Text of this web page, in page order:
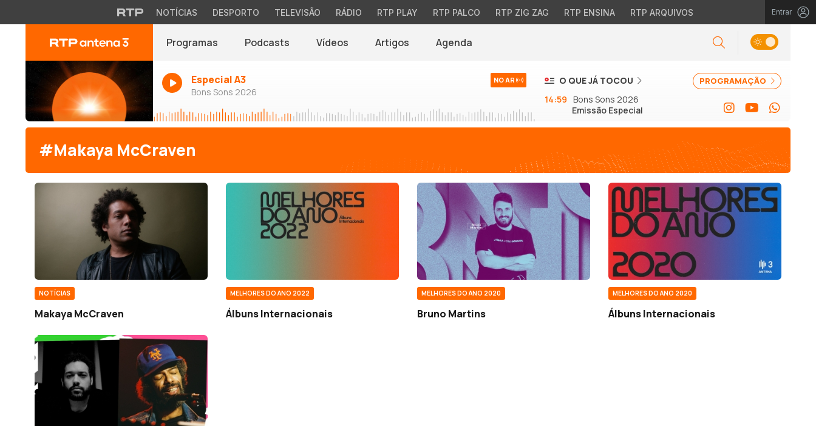
NOTÍCIAS DESPORTO TELEVISÃO RÁDIO RTP PLAY RTP PALCO RTP ZIG ZAG RTP ENSINA RTP ARQUIVOS Entrar
Programas Podcasts Vídeos Artigos Agenda
Especial A3
Bons Sons 2026
NO AR PROGRAMAÇÃO
O QUE JÁ TOCOU
14:59 Bons Sons 2026
Emissão Especial
#Makaya McCraven
NOTÍCIAS
Makaya McCraven
MELHORES DO ANO 2022
Álbuns Internacionais
MELHORES DO ANO 2020
Bruno Martins
MELHORES DO ANO 2020
Álbuns Internacionais